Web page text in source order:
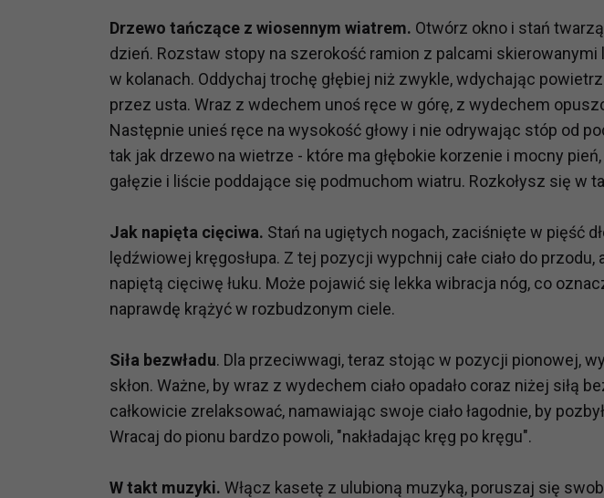
Drzewo tańczące z wiosennym wiatrem. Otwórz okno i stań
dzień. Rozstaw stopy na szerokość ramion z palcami skierowanymi
w kolanach. Oddychaj trochę głębiej niż zwykle, wdychając
przez usta. Wraz z wdechem unoś ręce w górę, z wydechem
Następnie unieś ręce na wysokość głowy i nie odrywając stóp od
tak jak drzewo na wietrze - które ma głębokie korzenie i mocny
gałęzie i liście poddające się podmuchom wiatru. Rozkołysz się w
Jak napięta cięciwa. Stań na ugiętych nogach, zaciśnięte w pięść
lędźwiowej kręgosłupa. Z tej pozycji wypchnij całe ciało do
napiętą cięciwę łuku. Może pojawić się lekka wibracja nóg, co
naprawdę krążyć w rozbudzonym ciele.
Siła bezwładu. Dla przeciwwagi, teraz stojąc w pozycji pionowej,
skłon. Ważne, by wraz z wydechem ciało opadało coraz niżej siłą
całkowicie zrelaksować, namawiając swoje ciało łagodnie, by
Wracaj do pionu bardzo powoli, "nakładając kręg po kręgu".
W takt muzyki. Włącz kasetę z ulubioną muzyką, poruszaj się
Komu możemy przekazać dane?
Zgodnie z obowiązującym prawem Twoje dane możemy
np. agencjom marketingowym, podwykonawcom naszych
obowiązującego prawa np. sądy lub organy ścigania –
prawną. Pragniemy też wspomnieć, że na większości stron
Zaufanych parterów.
Jakie masz prawa w stosunku do Twoich danych?
także wycofać zgodę na przetwarzanie danych osobowych,
szczegółowo tutaj.
Jakie są podstawy prawne przetwarzania Twoich danych?
Każde przetwarzanie Twoich danych musi być oparte na
analizowania ich i udoskonalania oraz zapewniania ich
(tymi umowami są zazwyczaj regulaminy lub podobne
prawną dla pomiarów statystycznych i marketingu własnego
Przetwarzanie Twoich danych w celach marketingowych